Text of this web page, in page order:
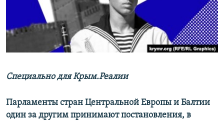
ПОБЕДИТЕЛЕЙ НЕ СУДЯТ?
КРЫМ.НЕПОКОРЕННЫЙ
ПРИСОЕДИНЯЙТЕСЬ!
Все сайты RFE/RL
Специально для Крым.Реалии
Парламенты стран Центральной Европы и Балтии
один за другим принимают постановления, в